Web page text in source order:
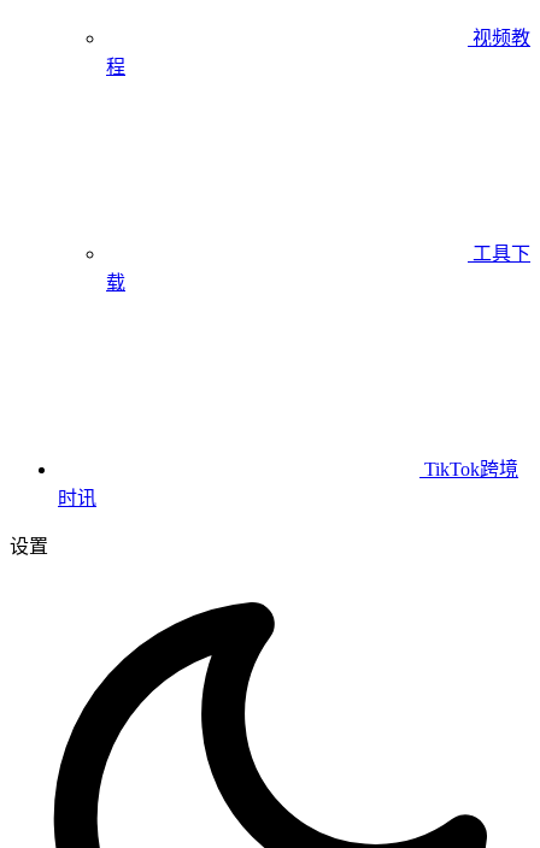
视频教
程
工具下
载
TikTok跨境
时讯
设置